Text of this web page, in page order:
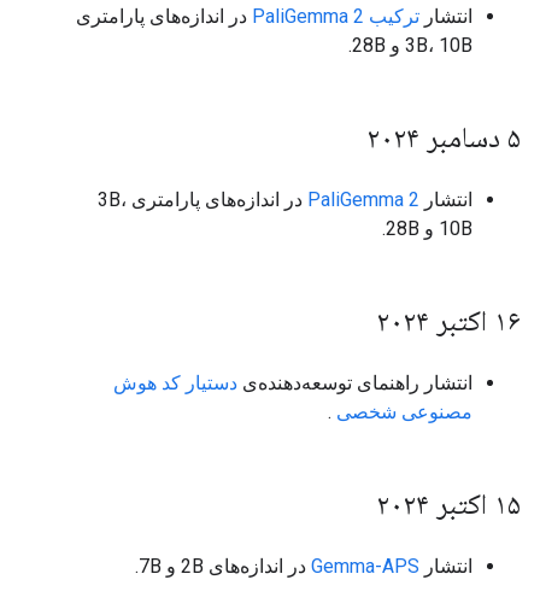
انتشار ترکیب PaliGemma 2
در اندازه‌های پارامتری
3B، 10B و 28B.
۵ دسامبر ۲۰۲۴
انتشار PaliGemma 2
در اندازه‌های پارامتری 3B،
10B و 28B.
۱۶ اکتبر ۲۰۲۴
انتشار راهنمای توسعه‌دهنده‌ی دستیار کد هوش
مصنوعی شخصی .
۱۵ اکتبر ۲۰۲۴
انتشار Gemma-APS در اندازه‌های 2B و 7B.